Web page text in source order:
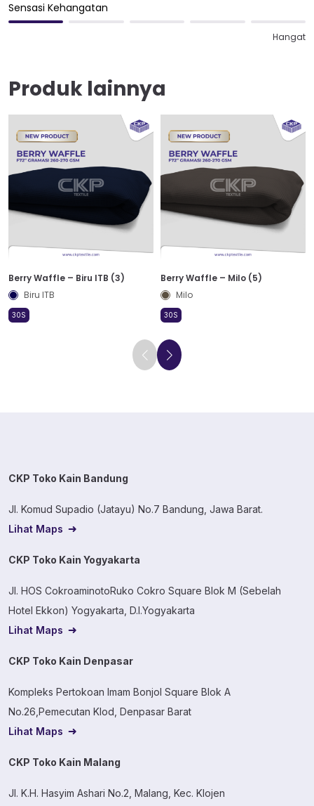
Sensasi Kehangatan
Hangat
Produk lainnya
Berry Waffle – Biru ITB (3)
Biru ITB
30S
Berry Waffle – Milo (5)
Milo
30S
CKP Toko Kain Bandung
Jl. Komud Supadio (Jatayu) No.7 Bandung, Jawa Barat.
Lihat Maps
CKP Toko Kain Yogyakarta
Jl. HOS CokroaminotoRuko Cokro Square Blok M (Sebelah
Hotel Ekkon) Yogyakarta, D.I.Yogyakarta
Lihat Maps
CKP Toko Kain Denpasar
Kompleks Pertokoan Imam Bonjol Square Blok A
No.26,Pemecutan Klod, Denpasar Barat
Lihat Maps
CKP Toko Kain Malang
Jl. K.H. Hasyim Ashari No.2, Malang, Kec. Klojen